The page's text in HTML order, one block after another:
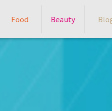
Food Beauty